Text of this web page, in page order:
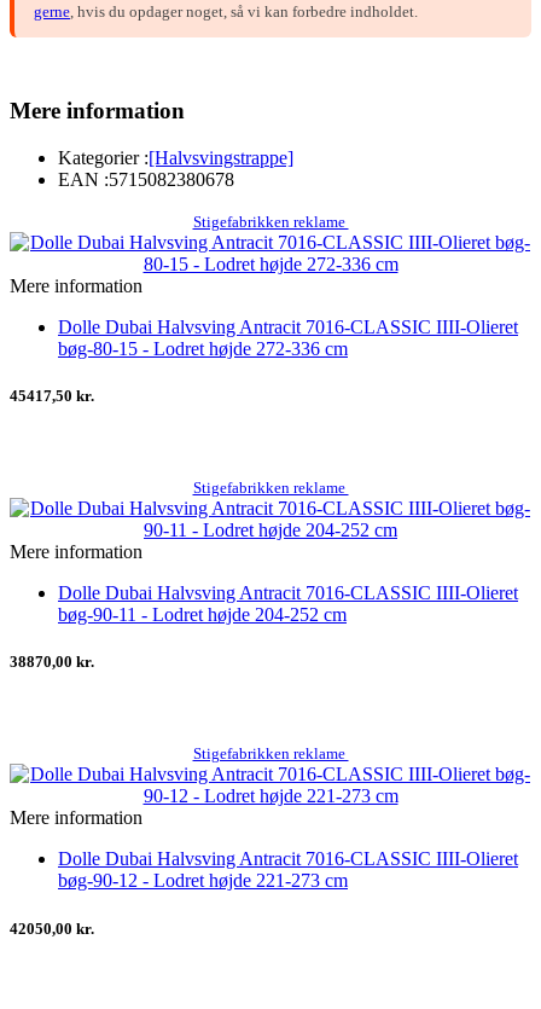
gerne, hvis du opdager noget, så vi kan forbedre indholdet.
Mere information
Kategorier :[Halvsvingstrappe]
EAN :5715082380678
Stigefabrikken reklame
Mere information
Dolle Dubai Halvsving Antracit 7016-CLASSIC IIII-Olieret
bøg-80-15 - Lodret højde 272-336 cm
45417,50 kr.
Stigefabrikken reklame
Mere information
Dolle Dubai Halvsving Antracit 7016-CLASSIC IIII-Olieret
bøg-90-11 - Lodret højde 204-252 cm
38870,00 kr.
Stigefabrikken reklame
Mere information
Dolle Dubai Halvsving Antracit 7016-CLASSIC IIII-Olieret
bøg-90-12 - Lodret højde 221-273 cm
42050,00 kr.